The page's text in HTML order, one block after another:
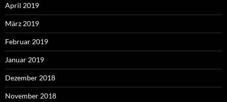
April 2019
März 2019
Februar 2019
Januar 2019
Dezember 2018
November 2018